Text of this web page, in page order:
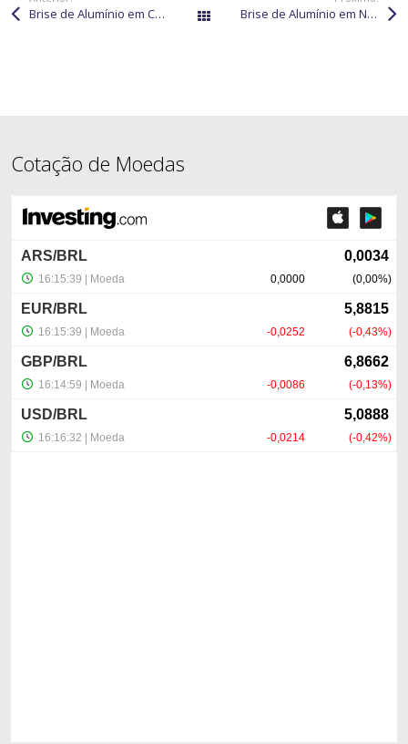
Brise de Alumínio em Chapadão do Sul: excelente, moderno e funcional Páginas Brise de Alumínio em Nova Alvorada do Sul: excelente, moderno e funcional
Cotação de Moedas